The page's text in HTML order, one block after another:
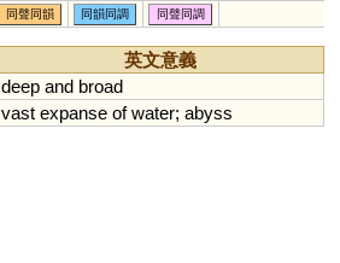
同聲同韻 同韻同調 同聲同調
英文意義
deep and broad
vast expanse of water; abyss